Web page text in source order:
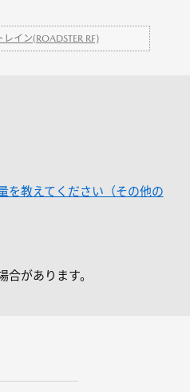
イン(ROADSTER RF)
を教えてください（その他の
があります。